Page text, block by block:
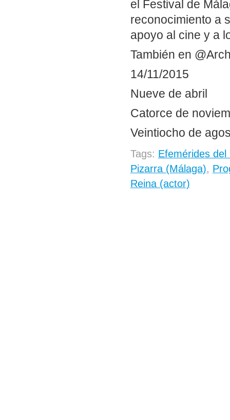
el Festival de
reconocimiento a
apoyo al cine y a
También en
14/11/2015
Nueve de abril
Catorce de
Veintiocho de
Tags: Efemérides del
Pizarra (Málaga),
Reina (actor)